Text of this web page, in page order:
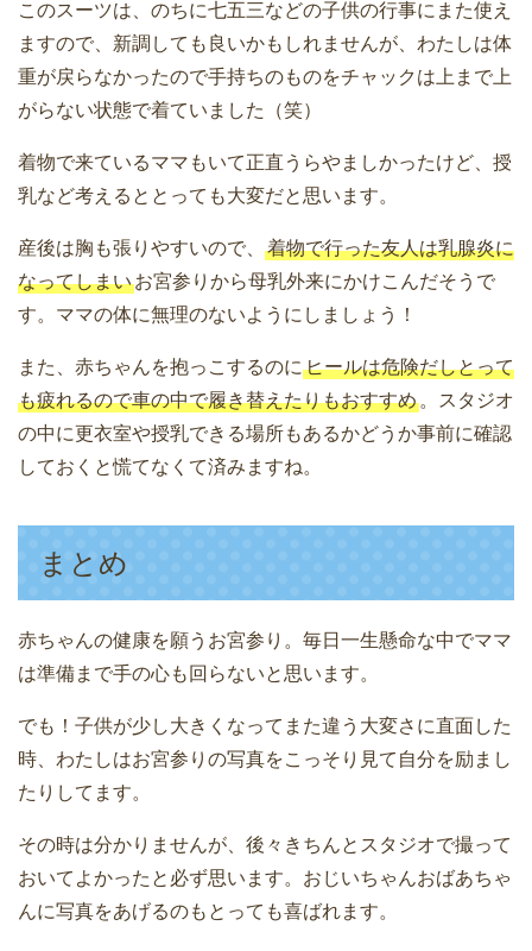
このスーツは、のちに七五三などの子供の行事にまた使え
ますので、新調しても良いかもしれませんが、わたしは体
重が戻らなかったので手持ちのものをチャックは上まで上
がらない状態で着ていました（笑）
着物で来ているママもいて正直うらやましかったけど、授
乳など考えるととっても大変だと思います。
産後は胸も張りやすいので、
着物で行った友人は乳腺炎に
なってしまいお宮参りから母乳外来にかけこんだそうで
す。ママの体に無理のないようにしましょう！
また、赤ちゃんを抱っこするのに ヒールは危険だしとって
も疲れるので車の中で履き替えたりもおすすめ 。スタジオ
の中に更衣室や授乳できる場所もあるかどうか事前に確認
しておくと慌てなくて済みますね。
まとめ
赤ちゃんの健康を願うお宮参り。毎日一生懸命な中でママ
は準備まで手の心も回らないと思います。
でも！子供が少し大きくなってまた違う大変さに直面した
時、わたしはお宮参りの写真をこっそり見て自分を励まし
たりしてます。
その時は分かりませんが、後々きちんとスタジオで撮って
おいてよかったと必ず思います。おじいちゃんおばあちゃ
んに写真をあげるのもとっても喜ばれます。